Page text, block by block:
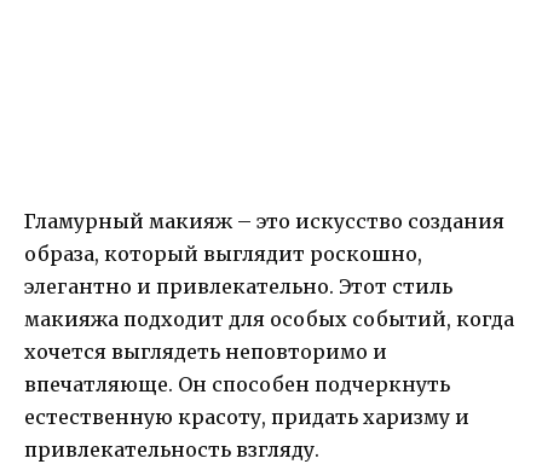
Гламурный макияж – это искусство создания
образа, который выглядит роскошно,
элегантно и привлекательно. Этот стиль
макияжа подходит для особых событий, когда
хочется выглядеть неповторимо и
впечатляюще. Он способен подчеркнуть
естественную красоту, придать харизму и
привлекательность взгляду.